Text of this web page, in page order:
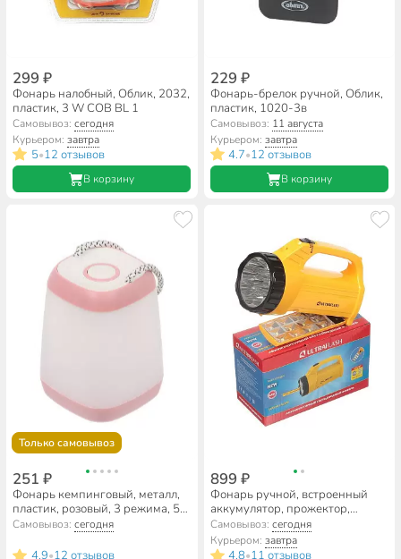
299 ₽
Фонарь налобный, Облик, 2032,
пластик, 3 W COB BL 1
Самовывоз:сегодня
Курьером:завтра
5•12 отзывов
В корзину
229 ₽
Фонарь-брелок ручной, Облик,
пластик, 1020-3в
Самовывоз: 11 августа
Курьером: завтра
4.7•12 отзывов
В корзину
Только самовывоз
251 ₽
Фонарь кемпинговый, металл,
пластик, розовый, 3 режима, 5
Вт, STX001-2
Самовывоз:сегодня
•
899 ₽
Фонарь ручной, встроенный
аккумулятор, прожектор,
Ultraflash, 3819CSM, зарядка от
сети 220 В, пластик, желтый,
12860
Самовывоз: сегодня
Курьером: завтра
•